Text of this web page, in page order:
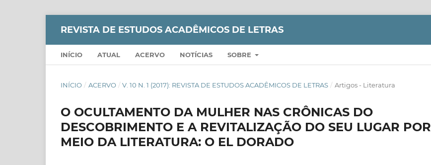
REVISTA DE ESTUDOS ACADÊMICOS DE LETRAS
INÍCIO ATUAL ACERVO NOTÍCIAS SOBRE
INÍCIO / ACERVO / V. 10 N. 1 (2017): REVISTA DE ESTUDOS ACADÊMICOS DE LETRAS / Artigos - Literatura
O OCULTAMENTO DA MULHER NAS CRÔNICAS DO
DESCOBRIMENTO E A REVITALIZAÇÃO DO SEU LUGAR POR
MEIO DA LITERATURA: O EL DORADO